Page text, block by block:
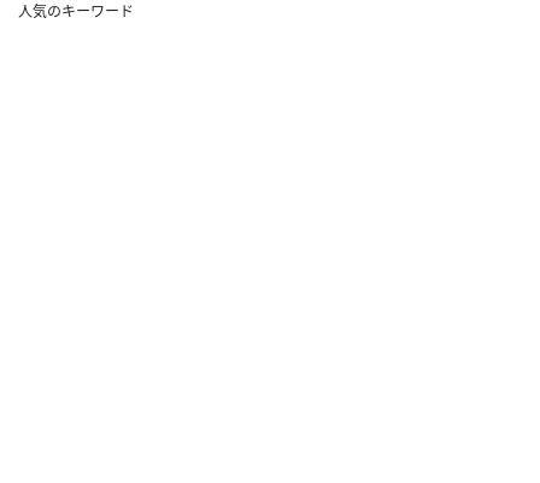
人気のキーワード